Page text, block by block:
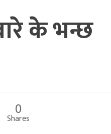
के भन्छ
0
Shares